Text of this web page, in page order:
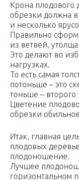
Крона
обрезки должна
и несколько
Правильно
из ветвей,
Это делают во
нагрузках.
То есть самая
потоньше – это
тоньше – второго
Цветение
обрезки
Итак, главная
плодовых
плодоношение.
Лучшее
горизонтальном